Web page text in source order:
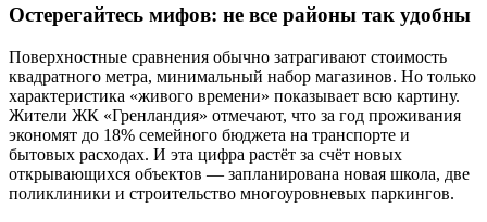
Остерегайтесь мифов: не все районы так удобны
Поверхностные сравнения обычно затрагивают стоимость
квадратного метра, минимальный набор магазинов. Но только
характеристика «живого времени» показывает всю картину.
Жители ЖК «Гренландия» отмечают, что за год проживания
экономят до 18% семейного бюджета на транспорте и
бытовых расходах. И эта цифра растёт за счёт новых
открывающихся объектов — запланирована новая школа, две
поликлиники и строительство многоуровневых паркингов.